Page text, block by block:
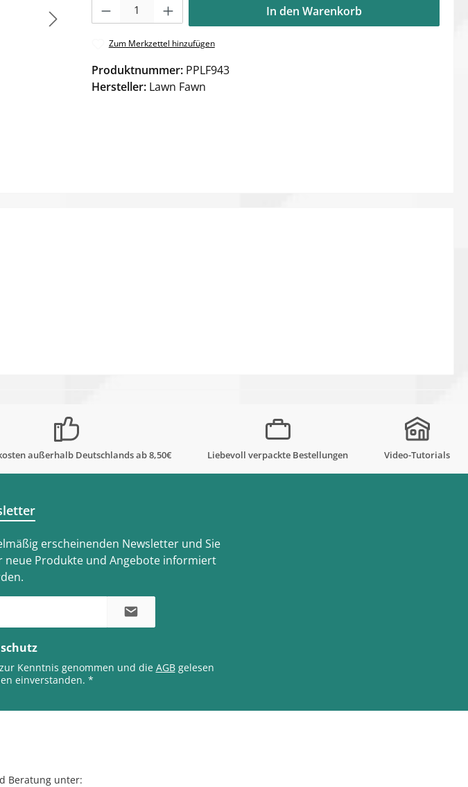
In den Warenkorb
Zum Merkzettel hinzufügen
Produktnummer: PPLF943
Hersteller: Lawn Fawn
außerhalb Deutschlands ab 8,50€ Liebevoll verpackte Bestellungen Video-Tutorials
erscheinenden Newsletter und Sie
Produkte und Angebote informiert
zur Kenntnis genommen und die AGBgelesen
einverstanden. *
Beratung unter: